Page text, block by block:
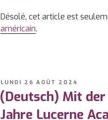
Désolé, cet article est
américain.
PUBLIÉ
LE
LUNDI 26 AOÛT 2024
(Deutsch) Mit
Jahre Lucerne